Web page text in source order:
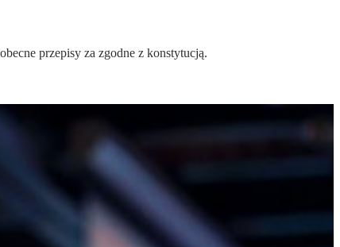
przepisy za zgodne z konstytucją.